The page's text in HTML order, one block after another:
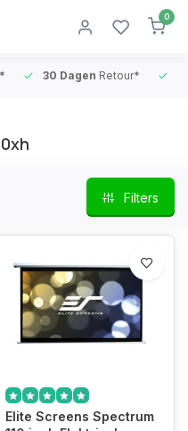
0
30 Dagen Retour*
Filters
Elite Screens Spectrum